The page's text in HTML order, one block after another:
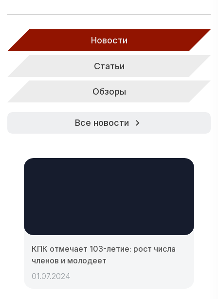
Новости
Статьи
Обзоры
Все новости
КПК отмечает 103-летие: рост числа
членов и молодеет
01.07.2024